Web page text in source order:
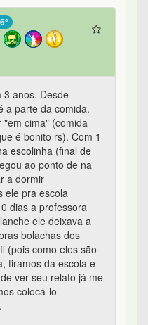
3 anos. Desde
a parte da comida.
cima" (comida
é bonito rs). Com 1
escolinha (final de
ao ponto de na
a dormir
ele pra escola
dias a professora
ele deixava a
bolachas dos
(pois como eles são
tiramos da escola e
ver seu relato já me
colocá-lo